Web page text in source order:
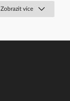
Zobrazit více